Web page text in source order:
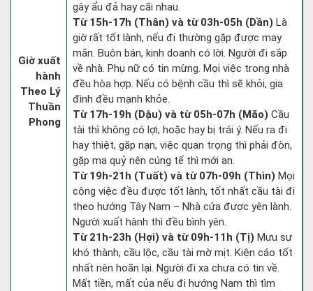
Giờ xuất
hành
Theo Lý
Thuần
Phong
gây ẩu đả hay cãi nhau.
Từ 15h-17h (Thân) và từ 03h-05h (Dần) Là
giờ rất tốt lành, nếu đi thường gặp được may
mắn. Buôn bán, kinh doanh có lời. Người đi sắp
về nhà. Phụ nữ có tin mừng. Mọi việc trong nhà
đều hòa hợp. Nếu có bệnh cầu thì sẽ khỏi, gia
đình đều mạnh khỏe.
Từ 17h-19h (Dậu) và từ 05h-07h (Mão) Cầu
tài thì không có lợi, hoặc hay bị trái ý. Nếu ra đi
hay thiệt, gặp nạn, việc quan trọng thì phải đòn,
gặp ma quỷ nên cúng tế thì mới an.
Từ 19h-21h (Tuất) và từ 07h-09h (Thìn) Mọi
công việc đều được tốt lành, tốt nhất cầu tài đi
theo hướng Tây Nam – Nhà cửa được yên lành.
Người xuất hành thì đều bình yên.
Từ 21h-23h (Hợi) và từ 09h-11h (Tị) Mưu sự
khó thành, cầu lộc, cầu tài mờ mịt. Kiện cáo tốt
nhất nên hoãn lại. Người đi xa chưa có tin về.
Mất tiền, mất của nếu đi hướng Nam thì tìm